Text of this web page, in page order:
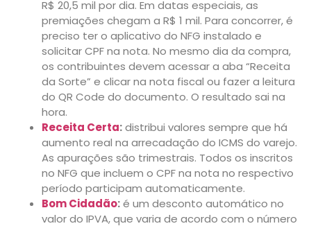
R$ 20,5 mil por dia. Em datas especiais, as
premiações chegam a R$ 1 mil. Para concorrer, é
preciso ter o aplicativo do NFG instalado e
solicitar CPF na nota. No mesmo dia da compra,
os contribuintes devem acessar a aba “Receita
da Sorte” e clicar na nota fiscal ou fazer a leitura
do QR Code do documento. O resultado sai na
hora.
Receita Certa:distribui valores sempre que há
aumento real na arrecadação do ICMS do varejo.
As apurações são trimestrais. Todos os inscritos
no NFG que incluem o CPF na nota no respectivo
período participam automaticamente.
Bom Cidadão:é um desconto automático no
valor do IPVA, que varia de acordo com o número